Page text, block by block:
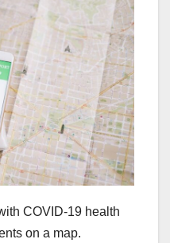
COVID-19 health
on a map.